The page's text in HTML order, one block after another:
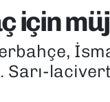
için
Sarı-